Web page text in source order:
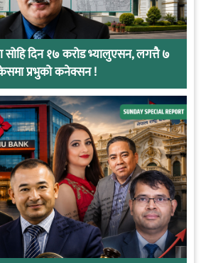
सोहि दिन १७ करोड भ्यालुएसन, लगत्तै ७
प्रभुको कनेक्सन !